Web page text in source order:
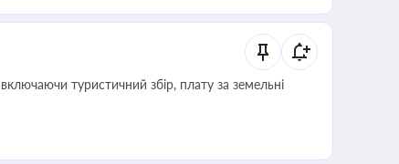
туристичний збір, плату за земельні